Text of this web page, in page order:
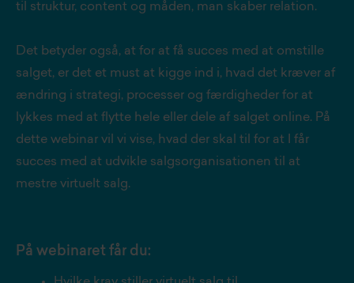
til struktur, content og måden, man skaber relation.
Det betyder også, at for at få succes med at omstille
salget, er det et must at kigge ind i, hvad det kræver af
ændring i strategi, processer og færdigheder for at
lykkes med at flytte hele eller dele af salget online. På
dette webinar vil vi vise, hvad der skal til for at I får
succes med at udvikle salgsorganisationen til at
mestre virtuelt salg.
På webinaret får du: